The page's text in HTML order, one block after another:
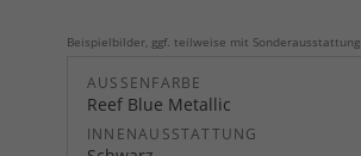
Beispielbilder, ggf. teilweise mit Sonderausstattung
AUSSENFARBE
Reef Blue Metallic
INNENAUSSTATTUNG